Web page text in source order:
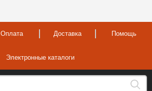
Оплата Доставка Помощь
Электронные каталоги